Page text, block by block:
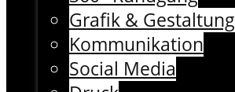
Grafik & Gestaltung
Kommunikation
Social Media